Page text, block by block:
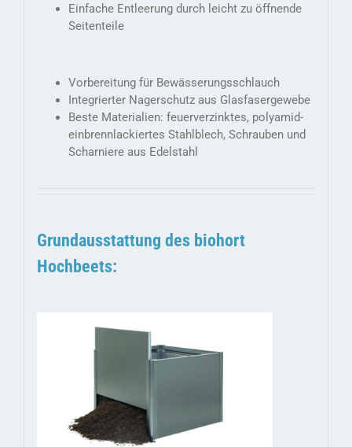
Einfache Entleerung durch leicht zu öffnende
Seitenteile
Vorbereitung für Bewässerungsschlauch
Integrierter Nagerschutz aus Glasfasergewebe
Beste Materialien: feuerverzinktes, polyamid-
einbrennlackiertes Stahlblech, Schrauben und
Scharniere aus Edelstahl
Grundausstattung des biohort
Hochbeets: